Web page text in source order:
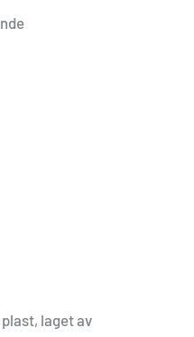
laget av